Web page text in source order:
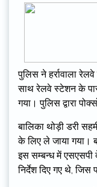
पुलिस ने हर्रावाला
साथ रेलवे स्टेशन के पास
गया। पुलिस द्वारा
बालिका थोड़ी डरी
के लिए ले जाया गया।
इस सम्बन्ध में एसएसपी
निर्देश दिए गए थे, जिस